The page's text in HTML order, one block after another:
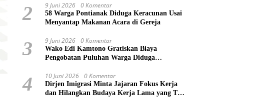
2 9 Juni 2026 0 Komentar
58 Warga Pontianak Diduga Keracunan Usai
Menyantap Makanan Acara di Gereja
3 9 Juni 2026 0 Komentar
Wako Edi Kamtono Gratiskan Biaya
Pengobatan Puluhan Warga Diduga
4 10 Juni 2026 0 Komentar
Dirjen Imigrasi Minta Jajaran Fokus Kerja
dan Hilangkan Budaya Kerja Lama yang Tak